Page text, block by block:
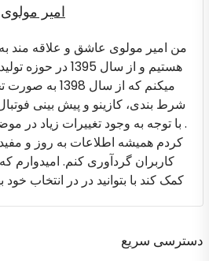
امیر مولوی
من امیر مولوی عاشق و علاقه مند
هستیم و از سال
میکنم که از
شرط بندی، کازینو و پیش بینی
. با توجه به وجود تغییرات زیاد
کردم همیشه اطلاعات به روز و
کاربران گردآوری کنم. امیدوارم
کمک کند با بتوانید در در انتخاب خود
دسترسی سریع